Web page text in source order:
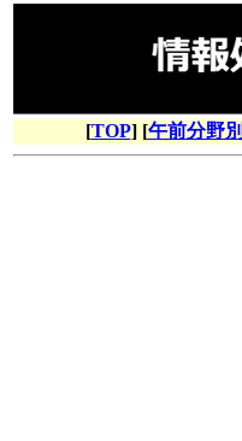
[TOP] [午前分野別